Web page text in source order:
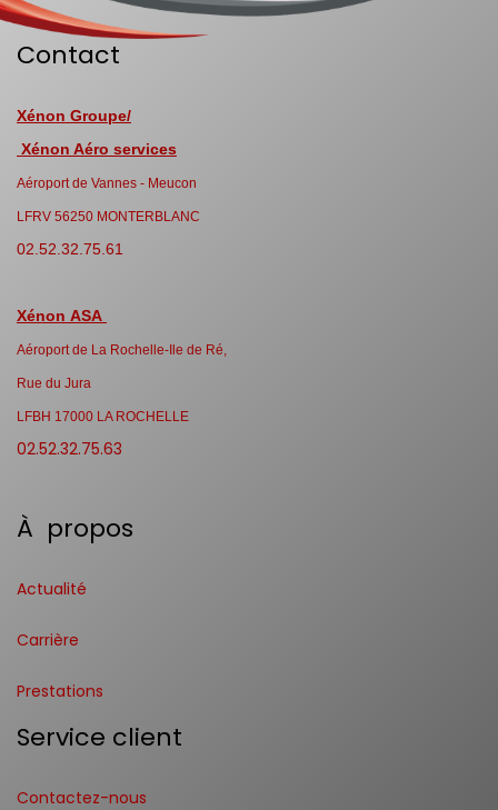
Contact
Xénon Groupe/
Xénon Aéro services
Aéroport de Vannes - Meucon
LFRV 56250 MONTERBLANC
02.52.32.75.61
Xénon ASA
Aéroport de La Rochelle-Ile de Ré,
Rue du Jura
LFBH 17000 LA ROCHELLE
02.52.32.75.63
À propos
Actualité
Carrière
Prestations
Service client
Contactez-nous